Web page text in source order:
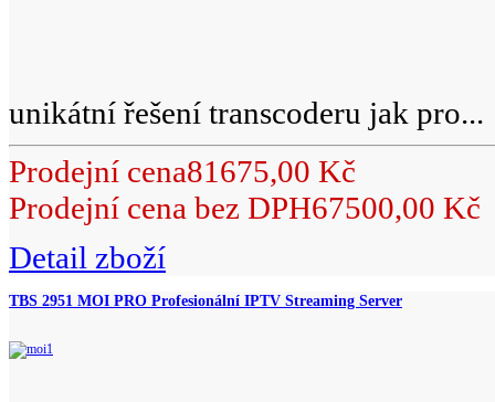
unikátní řešení transcoderu jak pro...
Prodejní cena81675,00 Kč
Prodejní cena bez DPH67500,00 Kč
Detail zboží
TBS 2951 MOI PRO Profesionální IPTV Streaming Server